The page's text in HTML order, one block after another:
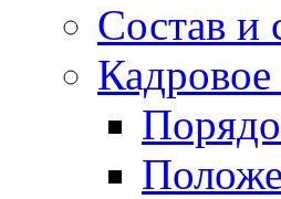
Состав и
Кадровое